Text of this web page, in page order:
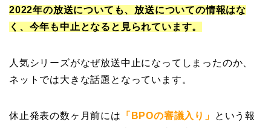
2022年の放送についても、放送についての情報はな
く、今年も中止となると見られています。
人気シリーズがなぜ放送中止になってしまったのか、
ネットでは大きな話題となっています。
休止発表の数ヶ月前には 「BPOの審議入り」
という報